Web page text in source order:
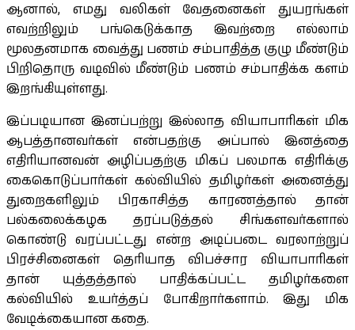
ஆனால், எமது வலிகள் வேதனைகள் துயரங்கள்
எவற்றிலும் பங்கெடுக்காத இவற்றை எல்லாம்
மூலதனமாக வைத்து பணம் சம்பாதித்த குழு மீண்டும்
பிறிதொரு வடிவில் மீண்டும் பணம் சம்பாதிக்க களம்
இறங்கியுள்ளது.
இப்படியான இனப்பற்று இல்லாத வியாபாரிகள் மிக
ஆபத்தானவர்கள் என்பதற்கு அப்பால் இனத்தை
எதிரியானவன் அழிப்பதற்கு மிகப் பலமாக எதிரிக்கு
கைகொடுப்பார்கள் கல்வியில் தமிழர்கள் அனைத்து
துறைகளிலும் பிரகாசித்த காரணத்தால் தான்
பல்கலைக்கழக தரப்படுத்தல் சிங்களவர்களால்
கொண்டு வரப்பட்டது என்ற அடிப்படை வரலாற்றுப்
பிரச்சினைகள் தெரியாத விபச்சார வியாபாரிகள்
தான் யுத்தத்தால் பாதிக்கப்பட்ட தமிழர்களை
கல்வியில் உயர்த்தப் போகிறார்களாம். இது மிக
வேடிக்கையான கதை.